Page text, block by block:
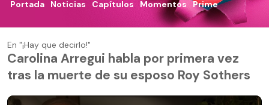
Portada Noticias Capítulos Momentos Prime
En "¡Hay que decirlo!"
Carolina Arregui habla por primera vez
tras la muerte de su esposo Roy Sothers